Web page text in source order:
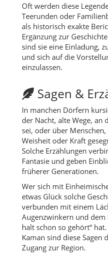
Oft werden diese
Teerunden oder
als historisch exakte
Ergänzung zur
sind sie eine Einladung,
und sich auf die
einzulassen.
Sagen &
In manchen Dörfern
der Nacht, alte Wege, an
sei, oder über
Weisheit oder Kraft
Solche Erzählungen
Fantasie und geben
früherer Generationen.
Wer sich mit
etwas Glück solche
verbunden mit einem
Augenzwinkern und dem
halt schon so gehört“
Kaman sind diese Sagen
Zugang zur Region.